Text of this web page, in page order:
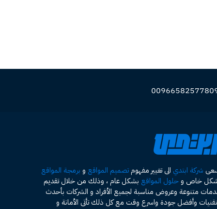
شركة ابتدي الى تغيير مفهومتصميم المواقع و برمجة المواقع
خاص وحلول المواقع بشكل عام ، وذلك من خلال تقديم
متنوعة وعروض مناسبة لجميع الأفراد و الشركات بأحدث
وأفضل جودة واسرع وقت مع كل ذلك تأتى الأمانة و